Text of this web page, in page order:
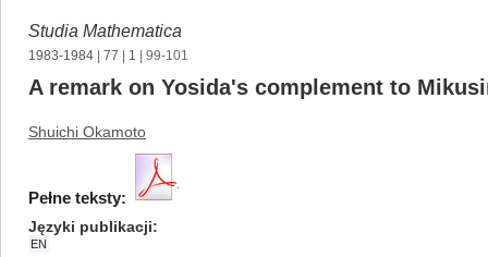
Studia Mathematica
1983-1984 77 1 | 99-101
A remark on Yosida's complement to
Shuichi Okamoto
Pełne teksty:
Języki publikacji
EN